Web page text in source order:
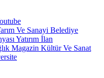
Ve Sanayi Belediye
Yatırım İlan
Magazin Kültür Ve Sanat